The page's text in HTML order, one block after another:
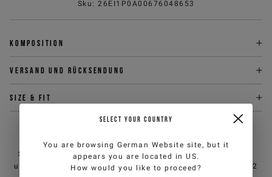
Sku : 26EI1P0A00676048653
Komposition
Versand und Rücksendung
Size & fit
Sie können den Kundendienst von iceberg.com per E-Mail
unter
customercare@iceberg.com, wir antworten innerhalb von 2
SELECT YOUR COUNTRY
You are browsing German Website site, but it
appears you are located in US.
How would you like to proceed?